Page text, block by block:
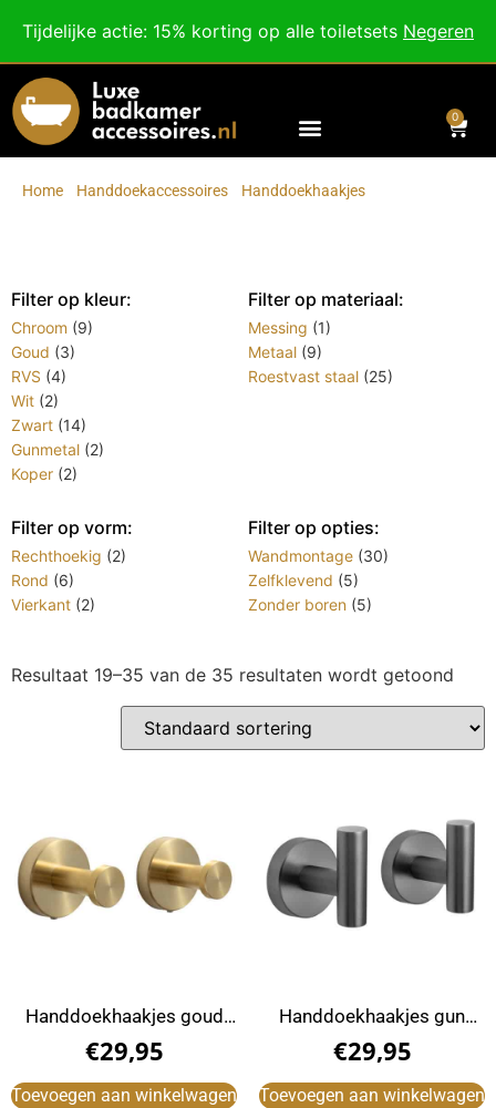
Tijdelijke actie: 15% korting op alle toiletsets Negeren
Voor 18:00 besteld, morgen in huis!
0
Home Handdoekaccessoires Handdoekhaakjes
Filter op kleur:
Chroom (9)
Goud (3)
RVS (4)
Wit (2)
Zwart (14)
Gunmetal (2)
Koper (2)
Filter op materiaal:
Messing (1)
Metaal (9)
Roestvast staal (25)
Filter op vorm:
Rechthoekig (2)
Rond (6)
Vierkant (2)
Filter op opties:
Wandmontage (30)
Zelfklevend (5)
Zonder boren (5)
Resultaat 19–35 van de 35 resultaten wordt getoond
Handdoekhaakjes goud
rond (2 Stuks)
€29,95
Toevoegen aan winkelwagen
Handdoekhaakjes gun
metal (2 stuks)
€29,95
Toevoegen aan winkelwagen